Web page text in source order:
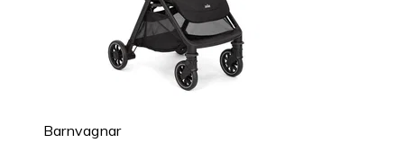
Barnvagnar